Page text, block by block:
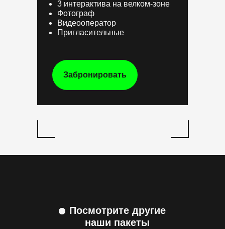
3 интерактива на велком-зоне
Фотограф
Видеооператор
Пригласительные
Забронировать
Посмотрите другие
наши пакеты